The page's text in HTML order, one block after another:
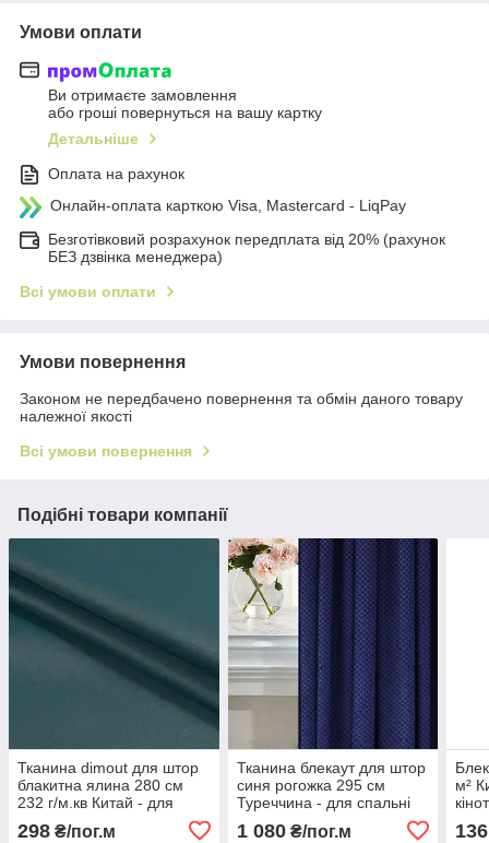
Умови оплати
Ви отримаєте замовлення
або гроші повернуться на вашу картку
Детальніше
Оплата на рахунок
Онлайн-оплата карткою Visa, Mastercard - LiqPay
Безготівковий розрахунок передплата від 20% (рахунок
БЕЗ дзвінка менеджера)
Всі умови оплати
Умови повернення
Законом не передбачено повернення та обмін даного товару
належної якості
Всі умови повернення
Подібні товари компанії
Тканина dimout для штор
блакитна ялина 280 см
232 г/м.кв Китай - для
298 ₴/пог.м
Тканина блекаут для штор
синя рогожка 295 см
Туреччина - для спальні
1 080₴/пог.м
м²
136